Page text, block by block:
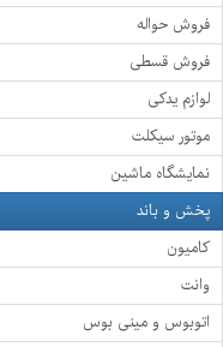
فروش حواله
فروش قسطی
لوازم یدکی
موتور سیکلت
نمایشگاه ماشین
پخش و باند
کامیون
وانت
اتوبوس و مینی بوس